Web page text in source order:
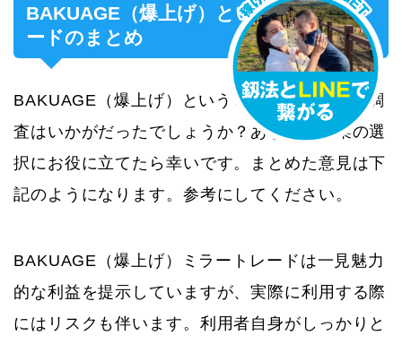
BAKUAGE（爆上げ）というミラートレ
ードのまとめ
BAKUAGE（爆上げ）というミラートレードの調
査はいかがだったでしょうか？あなたの副業の選
択にお役に立てたら幸いです。まとめた意見は下
記のようになります。参考にしてください。
BAKUAGE（爆上げ）ミラートレードは一見魅力
的な利益を提示していますが、実際に利用する際
にはリスクも伴います。利用者自身がしっかりと